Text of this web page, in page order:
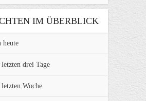
IM ÜBERBLICK
heute
drei Tage
Woche